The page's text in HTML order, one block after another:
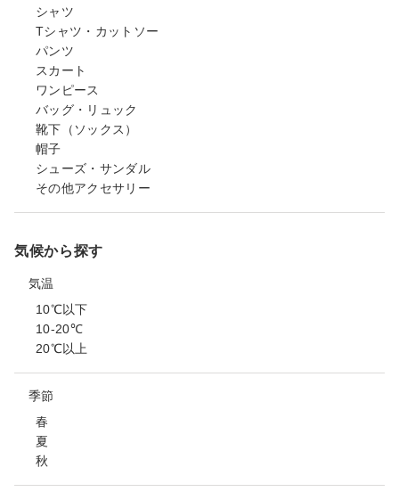
シャツ
Tシャツ・カットソー
パンツ
スカート
ワンピース
バッグ・リュック
靴下（ソックス）
帽子
シューズ・サンダル
その他アクセサリー
気候から探す
気温
10℃以下
10-20℃
20℃以上
季節
春
夏
秋